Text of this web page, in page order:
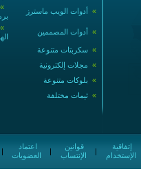
»
» أدوات الويب ماسترز
»
» أدوات المصممين
» سكربتات متنوعة
» مجلات إلكترونية
» بلوكات متنوعة
» ثيمات مختلفة
|
العضويات
|
الإنتساب
|
الإستخدام